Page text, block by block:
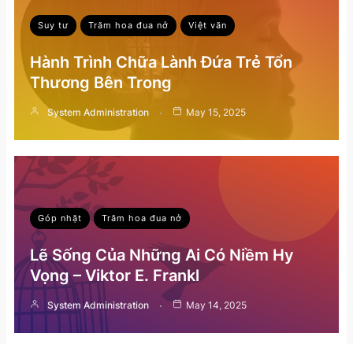
Suy tư Trăm hoa đua nở Việt văn
Hành Trình Chữa Lành Đứa Trẻ Tổn
Thương Bên Trong
System Administration May 15, 2025
Góp nhặt Trăm hoa đua nở
Lẽ Sống Của Những Ai Có Niềm Hy
Vọng – Viktor E. Frankl
System Administration May 14, 2025